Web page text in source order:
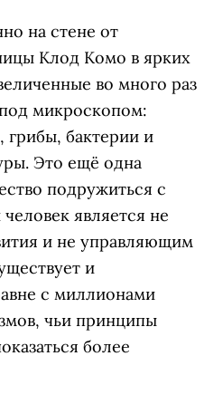
на стене от
Клод Комо в ярких
во много раз
микроскопом:
грибы, бактерии и
Это ещё одна
подружиться с
является не
и не управляющим
и
с миллионами
чьи принципы
более